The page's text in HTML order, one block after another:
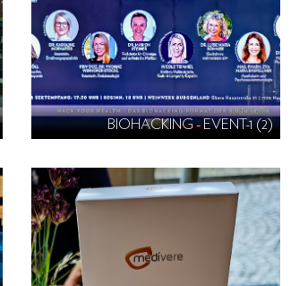
BIOHACKING - EVENT-1 (2)